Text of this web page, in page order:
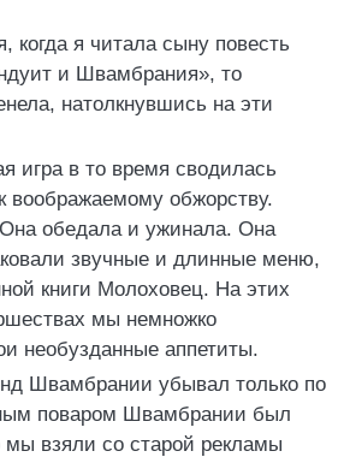
когда я читала сыну повесть
и Швамбрания», то
натолкнувшись на эти
игра в то время сводилась
воображаемому обжорству.
обедала и ужинала. Она
звучные и длинные меню,
книги Молоховец. На этих
мы немножко
необузданные аппетиты.
Швамбрании убывал только по
поваром Швамбрании был
взяли со старой рекламы